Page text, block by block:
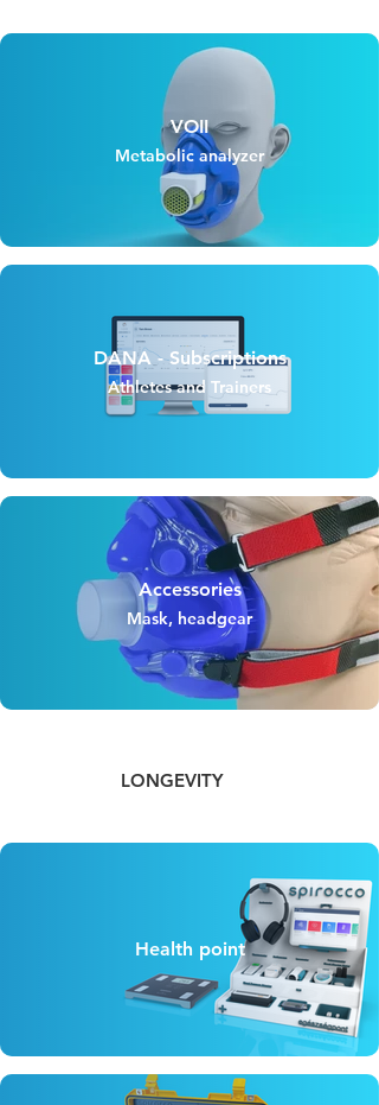
VOII
Metabolic analyzer
DANA - Subscriptions
Athletes and Trainers
Accessories
Mask, headgear
LONGEVITY
Health point